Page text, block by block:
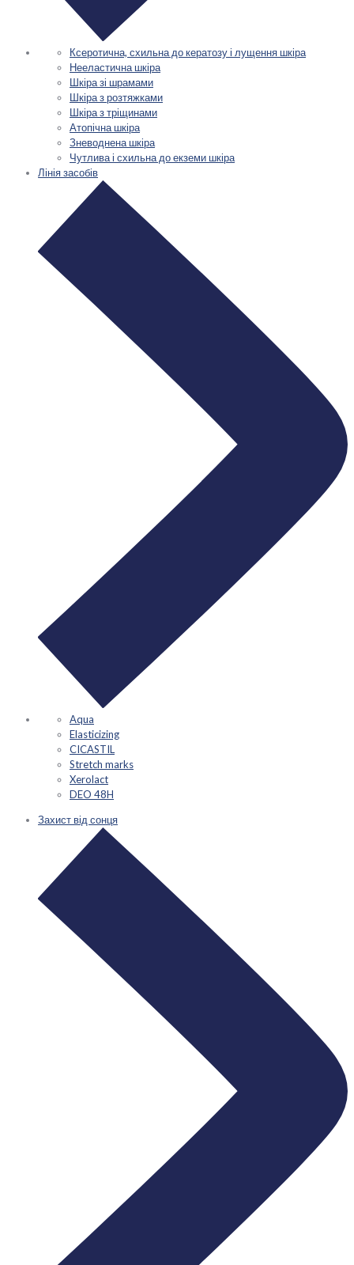
Ксеротична, схильна до кератозу і лущення шкіра
Нееластична шкіра
Шкіра зі шрамами
Шкіра з розтяжками
Шкіра з тріщинами
Атопічна шкіра
Зневоднена шкіра
Чутлива і схильна до екземи шкіра
Лінія засобів
Aqua
Elasticizing
CICASTIL
Stretch marks
Xerolact
DEO 48H
Захист від сонця